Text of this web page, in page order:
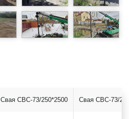
Свая СВС-73/250*2500 Свая СВС-73/